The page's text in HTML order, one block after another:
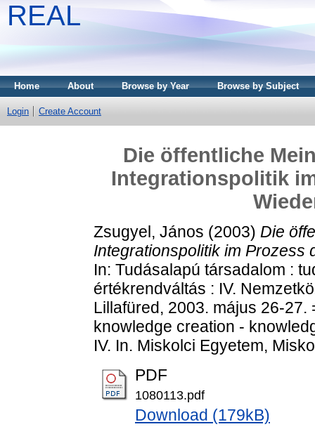
REAL
Home About Browse by Year Browse by Subject
Login Create Account
Die öffentliche
Integrationspolitik
Zsugyel, János (2003) Die
Integrationspolitik im Prozess
In: Tudásalapú társadalom :
értékrendváltás : IV.
Lillafüred, 2003. május 26-
knowledge creation -
IV. In. Miskolci Egyetem,
PDF
1080113.pdf
Download (179kB)